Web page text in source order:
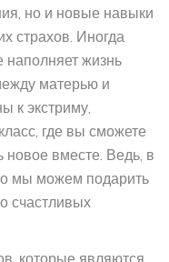
но и новые навыки
страхов. Иногда
жизнь
матерью и
к экстриму,
где вы сможете
новое вместе. Ведь, в
мы можем подарить
счастливых